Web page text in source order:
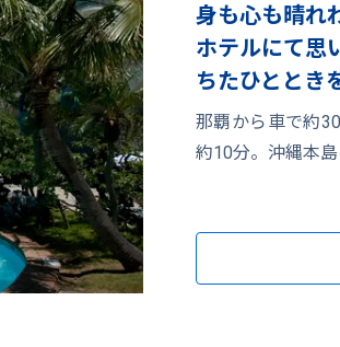
身も心も晴れ
ホテルにて思
ちたひととき
那覇から車で約
約10分。沖縄本